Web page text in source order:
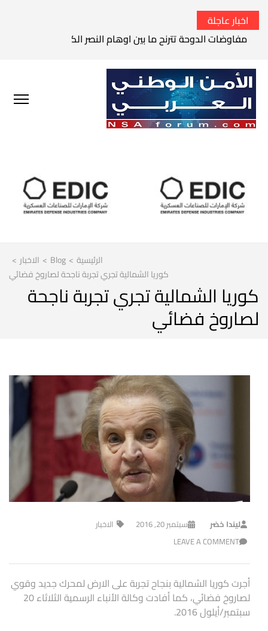
اخبار عاجلة
مفاوضات الدوحة تترنح ما بين اوهام النصر الكامل وواقع
الرئيسية >
Blog
> الاخبار >
كوريا الشمالية تجري تجربة ناجحة لصاروخ فضائي
كوريا الشمالية تجري تجربة ناجحة
لصاروخ فضائي
ليندا خضر سبتمبر 20, 2016
الاخبار
LEAVE A COMMENT
أجرت كوريا الشمالية بنجاح تجربة على الارض لمحرك جديد وقوي
لصاروخ فضائي، كما أفادت وكالة الأنباء الرسمية الثلاثاء 20
سبتمبر/أيلول 2016.